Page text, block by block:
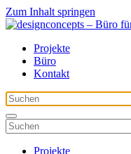
Zum Inhalt springen
Projekte
Büro
Kontakt
Projekte